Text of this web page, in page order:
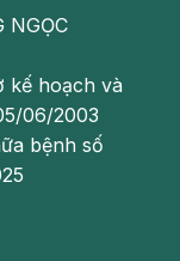
hoặc tiêm
sĩ chuyên
thì cần thực
tử cũng như
NGỌC
kế hoạch và
06/2003
bệnh số